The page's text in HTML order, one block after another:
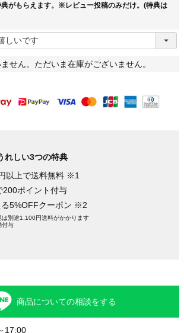
がもらえます。※レビュー投稿のみだけ。(特典は
せん。ただいま在庫がございません。
れしい3つの特典
以上で送料無料 ※1
200ポイント付与
る5%OFFクーポン ※2
別途1,100円送料がかかります
付与
商品についての相談をする
17:00